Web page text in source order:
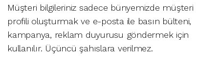
Müşteri bilgileriniz sadece bünyemizde müşteri
profili oluşturmak ve e-posta ile basın bülteni,
kampanya, reklam duyurusu göndermek için
kullanılır. Üçüncü şahıslara verilmez.